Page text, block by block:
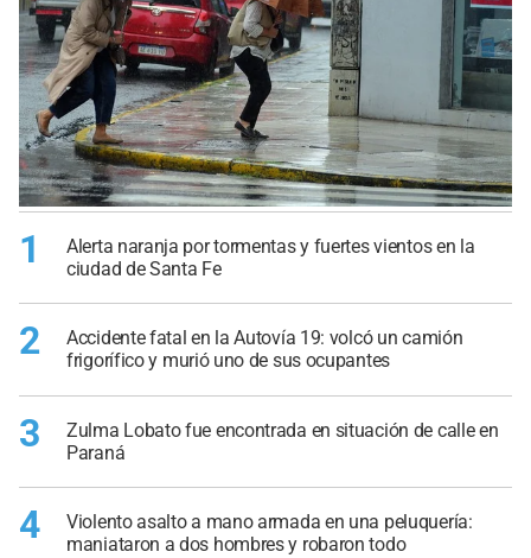
1
Alerta naranja por tormentas y fuertes vientos en la
ciudad de Santa Fe
2
Accidente fatal en la Autovía 19: volcó un camión
frigorífico y murió uno de sus ocupantes
3
Zulma Lobato fue encontrada en situación de calle en
Paraná
4
Violento asalto a mano armada en una peluquería:
maniataron a dos hombres y robaron todo